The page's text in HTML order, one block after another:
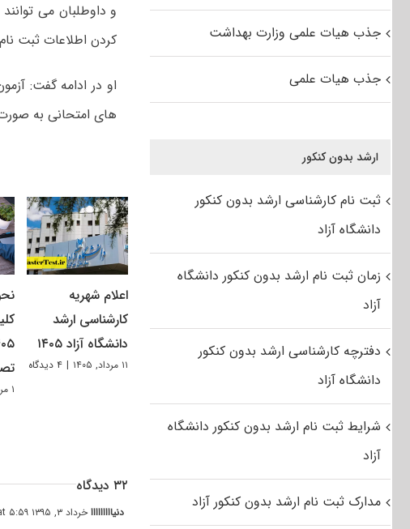
و داوطلبان می
کردن اطلاعات ثبت
او در ادامه گفت:
های امتحانی به
اعلام شهریه
کارشناسی ارشد
دانشگاه آزاد ۱۴۰۵
۱۱ مرداد, ۱۴۰۵ | ۴ دیدگاه
۱ مرداد, ۱۴۰۵
۳۲ دیدگاه
دنیاااااااااخرداد ۳, ۱۳۹۵ at ۵:۵۹ ب٫ظ
جذب هیات علمی وزارت بهداشت
جذب هیات علمی
ارشد بدون کنکور
ثبت نام کارشناسی ارشد بدون کنکور
دانشگاه آزاد
زمان ثبت نام ارشد بدون کنکور دانشگاه
آزاد
دفترچه کارشناسی ارشد بدون کنکور
دانشگاه آزاد
شرایط ثبت نام ارشد بدون کنکور دانشگاه
آزاد
مدارک ثبت نام ارشد بدون کنکور آزاد